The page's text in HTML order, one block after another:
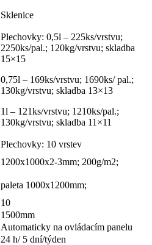
Sklenice
Plechovky: 0,5l – 225ks/vrstvu;
2250ks/pal.; 120kg/vrstvu; skladba
15×15
0,75l – 169ks/vrstvu; 1690ks/ pal.;
130kg/vrstvu; skladba 13×13
1l – 121ks/vrstvu; 1210ks/pal.;
130kg/vrstvu; skladba 11×11
Plechovky: 10 vrstev
1200x1000x2-3mm; 200g/m2;
paleta 1000x1200mm;
10
1500mm
Automaticky na ovládacím panelu
24 h/ 5 dní/týden